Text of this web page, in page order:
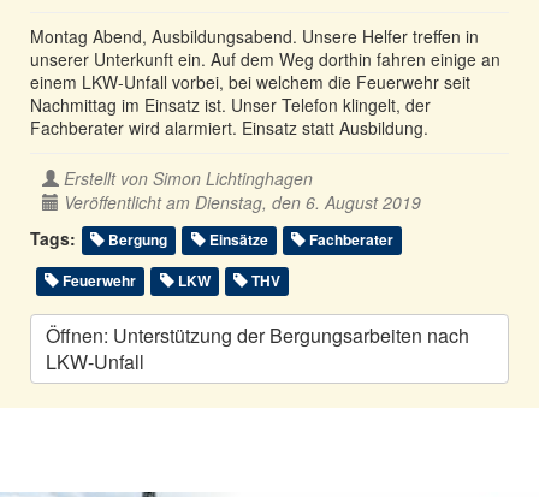
Montag Abend, Ausbildungsabend. Unsere Helfer treffen in
unserer Unterkunft ein. Auf dem Weg dorthin fahren einige an
einem LKW-Unfall vorbei, bei welchem die Feuerwehr seit
Nachmittag im Einsatz ist. Unser Telefon klingelt, der
Fachberater wird alarmiert. Einsatz statt Ausbildung.
Erstellt von Simon Lichtinghagen
Veröffentlicht am Dienstag, den 6. August 2019
Tags:
Bergung Einsätze
Fachberater
Feuerwehr
LKW THV
Öffnen: Unterstützung der Bergungsarbeiten nach
LKW-Unfall